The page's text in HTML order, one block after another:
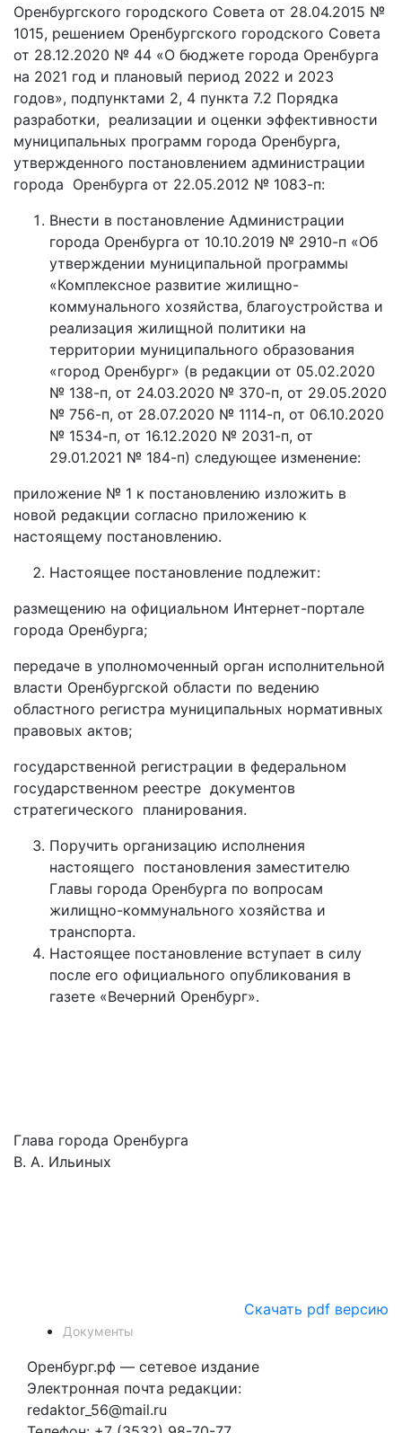
Оренбургского городского Совета от 28.04.2015 №
1015, решением Оренбургского городского Совета
от 28.12.2020 № 44 «О бюджете города Оренбурга
на 2021 год и плановый период 2022 и 2023
годов», подпунктами 2, 4 пункта 7.2 Порядка
разработки, реализации и оценки эффективности
муниципальных программ города Оренбурга,
утвержденного постановлением администрации
города Оренбурга от 22.05.2012 № 1083-п:
Внести в постановление Администрации
города Оренбурга от 10.10.2019 № 2910-п «Об
утверждении муниципальной программы
«Комплексное развитие жилищно-
коммунального хозяйства, благоустройства и
реализация жилищной политики на
территории муниципального образования
«город Оренбург» (в редакции от 05.02.2020
№ 138-п, от 24.03.2020 № 370-п, от 29.05.2020
№ 756-п, от 28.07.2020 № 1114-п, от 06.10.2020
№ 1534-п, от 16.12.2020 № 2031-п, от
29.01.2021 № 184-п) следующее изменение:
приложение № 1 к постановлению изложить в
новой редакции согласно приложению к
настоящему постановлению.
Настоящее постановление подлежит:
размещению на официальном Интернет-портале
города Оренбурга;
передаче в уполномоченный орган исполнительной
власти Оренбургской области по ведению
областного регистра муниципальных нормативных
правовых актов;
государственной регистрации в федеральном
государственном реестре документов
стратегического планирования.
Поручить организацию исполнения
настоящего постановления заместителю
Главы города Оренбурга по вопросам
жилищно-коммунального хозяйства и
транспорта.
Настоящее постановление вступает в силу
после его официального опубликования в
газете «Вечерний Оренбург».
Глава города Оренбурга
В. А. Ильиных
Скачать pdf версию
Документы
Оренбург.рф — сетевое издание
Электронная почта редакции:
redaktor_56@mail.ru